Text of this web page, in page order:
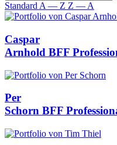
Standard A — Z Z — A
Caspar
Arnhold BFF
Per
Schorn BFF